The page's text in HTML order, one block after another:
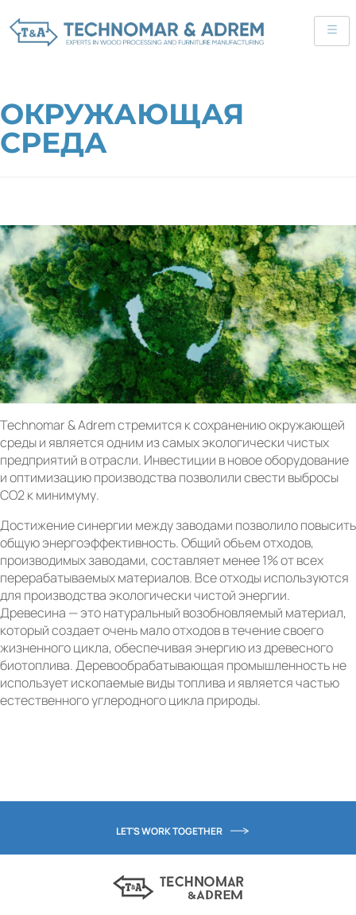
ОКРУЖАЮЩАЯ
СРЕДА
Technomar & Adrem стремится к сохранению окружающей
среды и является одним из самых экологически чистых
предприятий в отрасли. Инвестиции в новое оборудование
и оптимизацию производства позволили свести выбросы
CO2 к минимуму.
Достижение синергии между заводами позволило повысить
общую энергоэффективность. Общий объем отходов,
производимых заводами, составляет менее 1% от всех
перерабатываемых материалов. Все отходы используются
для производства экологически чистой энергии.
Древесина — это натуральный возобновляемый материал,
который создает очень мало отходов в течение своего
жизненного цикла, обеспечивая энергию из древесного
биотоплива. Деревообрабатывающая промышленность не
использует ископаемые виды топлива и является частью
естественного углеродного цикла природы.
LET'S WORK TOGETHER